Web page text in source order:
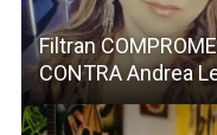
Filtran
CONTRA Andrea